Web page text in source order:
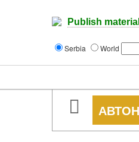
Publish
Serbia World